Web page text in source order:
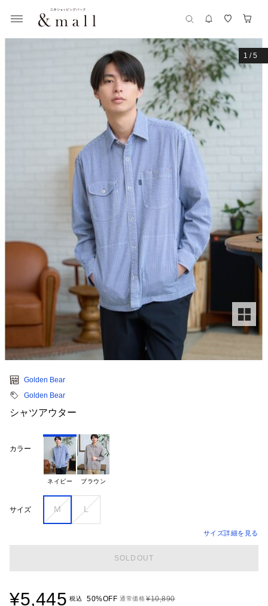
1 /5
Golden Bear
Golden Bear
シャツアウター
カラー
ネイビー ブラウン
サイズ M L
サイズ詳細を見る
SOLDOUT
¥5,445 税込 50%OFF 通常価格¥10,890